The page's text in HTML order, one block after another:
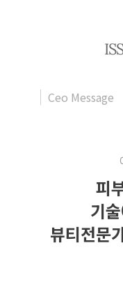
Ceo Message
피
기
뷰티전문